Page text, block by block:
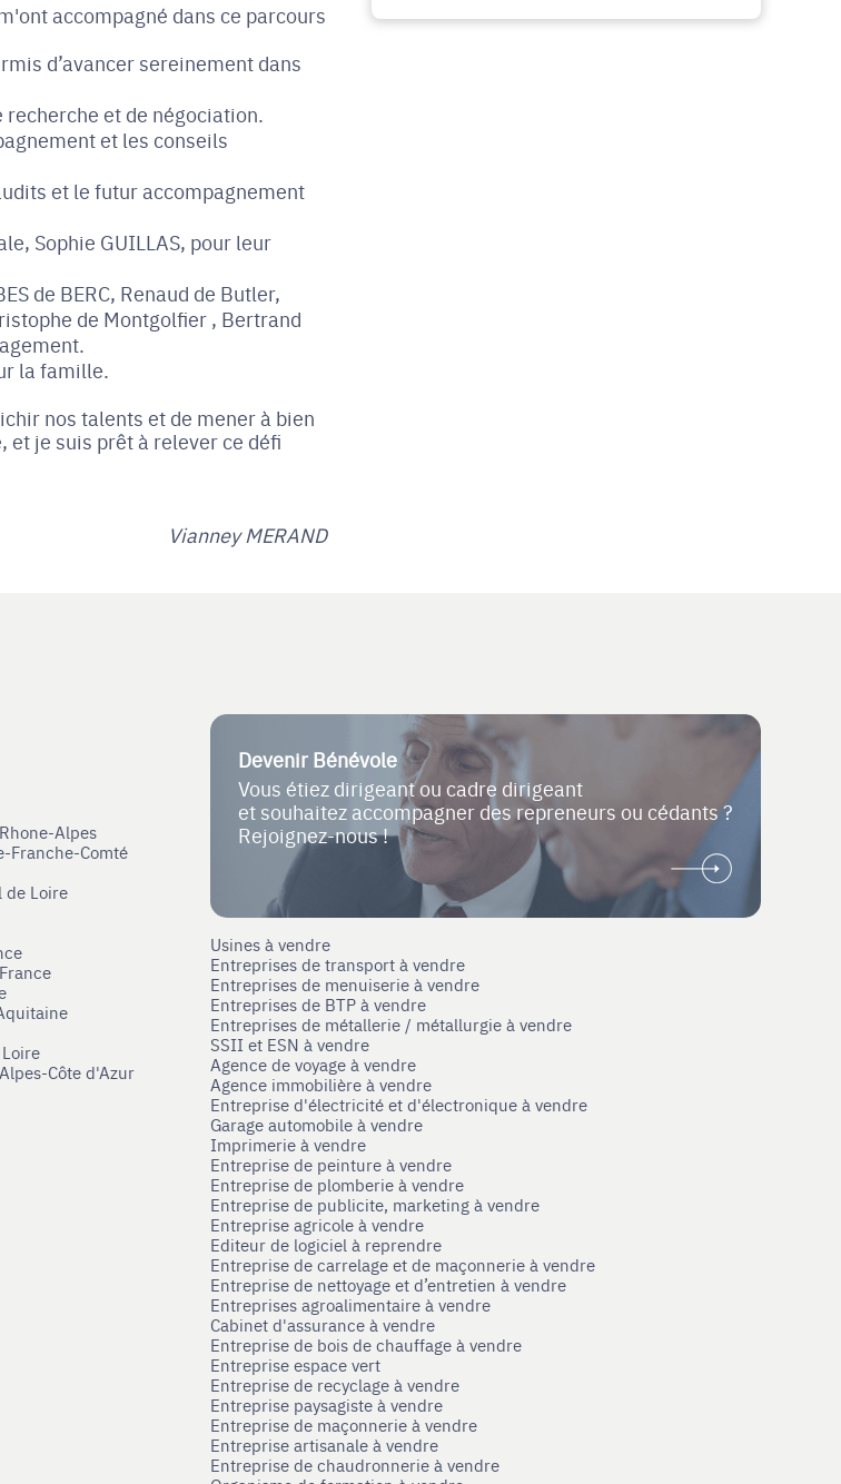
accompagné dans ce parcours
d’avancer sereinement dans
et de négociation.
et les conseils
et le futur accompagnement
Sophie GUILLAS, pour leur
de BERC, Renaud de Butler,
de Montgolfier , Bertrand
la famille.
nos talents et de mener à bien
et je suis prêt à relever ce défi
Vianney MERAND
Alpes
Franche-Comté
de Loire
Côte d'Azur
Devenir Bénévole
Vous étiez dirigeant ou cadre dirigeant
et souhaitez accompagner des repreneurs ou cédants ?
Rejoignez-nous !
Usines à vendre
Entreprises de transport à vendre
Entreprises de menuiserie à vendre
Entreprises de BTP à vendre
Entreprises de métallerie / métallurgie à vendre
SSII et ESN à vendre
Agence de voyage à vendre
Agence immobilière à vendre
Entreprise d'électricité et d'électronique à vendre
Garage automobile à vendre
Imprimerie à vendre
Entreprise de peinture à vendre
Entreprise de plomberie à vendre
Entreprise de publicite, marketing à vendre
Entreprise agricole à vendre
Editeur de logiciel à reprendre
Entreprise de carrelage et de maçonnerie à vendre
Entreprise de nettoyage et d’entretien à vendre
Entreprises agroalimentaire à vendre
Cabinet d'assurance à vendre
Entreprise de bois de chauffage à vendre
Entreprise espace vert
Entreprise de recyclage à vendre
Entreprise paysagiste à vendre
Entreprise de maçonnerie à vendre
Entreprise artisanale à vendre
Entreprise de chaudronnerie à vendre